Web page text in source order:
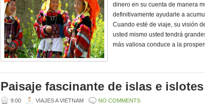
dinero en su cuenta de manera
definitivamente ayudarle a
Cuando esté de viaje, su visión
usted mismo usted tendrá
más valiosa conduce a la
Paisaje fascinante de islas e
9:00 VIAJES A VIETNAM NO COMMENTS